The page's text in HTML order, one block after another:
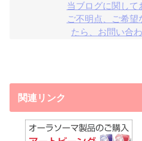
当ブログに関して
ご不明点、ご希望
たら、お問い合
関連リンク